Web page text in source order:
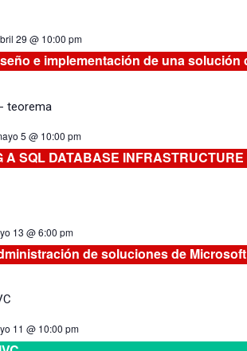
29 @ 10:00 pm
e implementación de una
5 @ 10:00 pm
A SQL DATABASE INFRASTRUCTURE
13 @ 6:00 pm
de soluciones de
11 @ 10:00 pm